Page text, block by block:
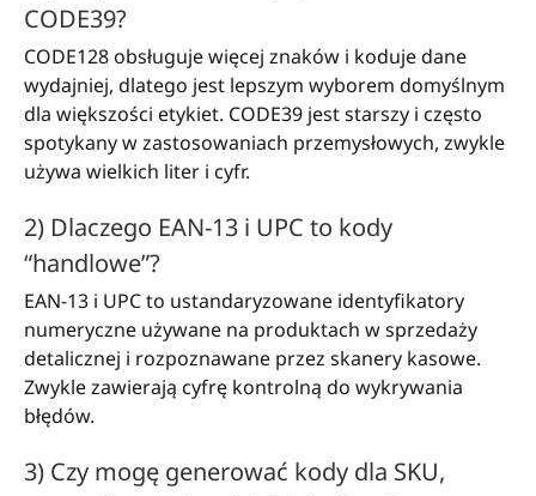
CODE39?
CODE128 obsługuje więcej znaków i koduje dane
wydajniej, dlatego jest lepszym wyborem domyślnym
dla większości etykiet. CODE39 jest starszy i często
spotykany w zastosowaniach przemysłowych, zwykle
używa wielkich liter i cyfr.
2) Dlaczego EAN-13 i UPC to kody
“handlowe”?
EAN-13 i UPC to ustandaryzowane identyfikatory
numeryczne używane na produktach w sprzedaży
detalicznej i rozpoznawane przez skanery kasowe.
Zwykle zawierają cyfrę kontrolną do wykrywania
błędów.
3) Czy mogę generować kody dla SKU,